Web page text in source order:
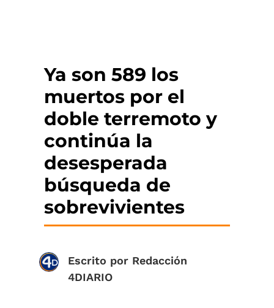
Ya son 589 los
muertos por el
doble terremoto y
continúa la
desesperada
búsqueda de
sobrevivientes
Escrito por Redacción
4DIARIO